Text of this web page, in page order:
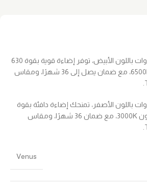
لمبة كاندل دمعة ليد 5.5 وات باللون الأبيض، توفر إضاءة قوية بقوة 630
لومن ودرجة حرارة لون 6500K، مع ضمان يصل إلى 36 شهرًا، ومقاس
لمبة كاندل دمعة ليد 5.5 وات باللون الأصفر، تمنحك إضاءة دافئة بقوة
600 لومن ودرجة حرارة لون 3000K، مع ضمان 36 شهرًا، ومقاس
Venus